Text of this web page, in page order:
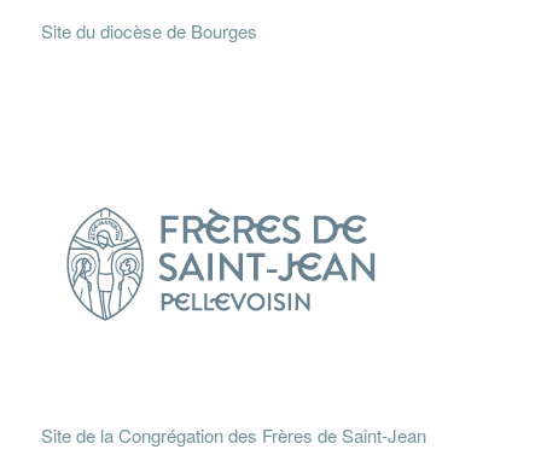
Site du diocèse de Bourges
Site de la Congrégation des Frères de Saint-Jean